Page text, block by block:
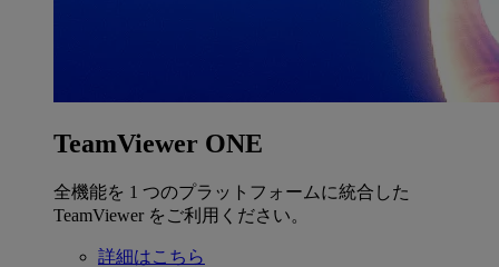
TeamViewer ONE
全機能を 1 つのプラットフォームに統合した
TeamViewer をご利用ください。
詳細はこちら